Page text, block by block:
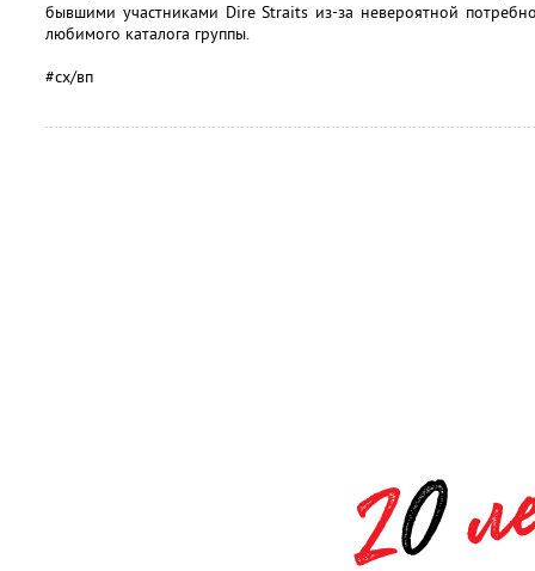
бывшими участниками Dire Straits из-за невероятной
любимого каталога группы.
#сх/вп